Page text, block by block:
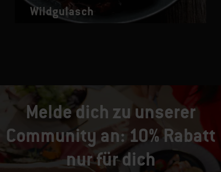
Wildgulasch
Melde dich zu unserer
Community an: 10% Rabatt
nur für dich